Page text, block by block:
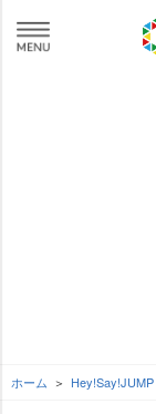
ホーム Hey!Say!JUMP